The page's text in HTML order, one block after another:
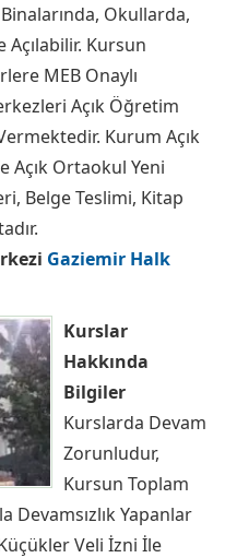
Okullarda,
Kursun
MEB Onaylı
Açık Öğretim
Kurum Açık
Açık Ortaokul Yeni
Belge Teslimi, Kitap
Gaziemir Halk
Kurslar
Hakkında
Bilgiler
Kurslarda Devam
Zorunludur,
Kursun Toplam
Devamsızlık Yapanlar
Veli İzni İle